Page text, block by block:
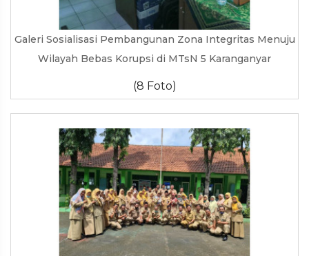
Galeri Sosialisasi Pembangunan Zona Integritas Menuju
Wilayah Bebas Korupsi di MTsN 5 Karanganyar
(8 Foto)